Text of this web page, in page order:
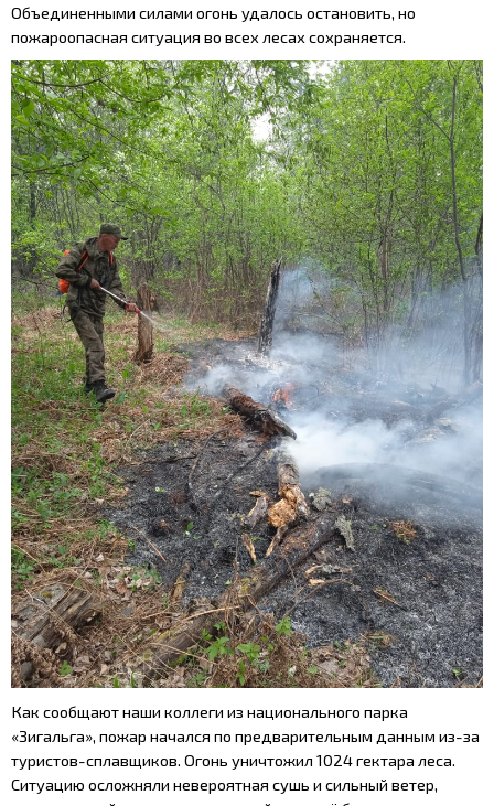
Объединенными силами огонь удалось остановить, но
пожароопасная ситуация во всех лесах сохраняется.
Как сообщают наши коллеги из национального парка
«Зигальга», пожар начался по предварительным данным из-за
туристов-сплавщиков. Огонь уничтожил 1024 гектара леса.
Ситуацию осложняли невероятная сушь и сильный ветер,